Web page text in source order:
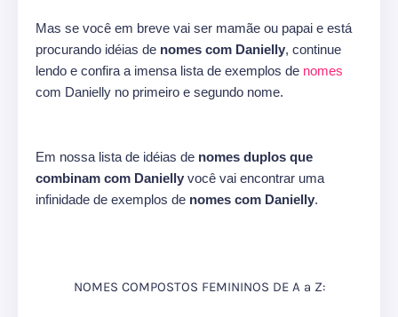
Mas se você em breve vai ser mamãe ou papai e está
procurando idéias de nomes com Danielly, continue
lendo e confira a imensa lista de exemplos de nomes
com Danielly no primeiro e segundo nome.
Em nossa lista de idéias de nomes duplos que
combinam com Danielly você vai encontrar uma
infinidade de exemplos de nomes com Danielly.
NOMES COMPOSTOS FEMININOS DE A a Z: